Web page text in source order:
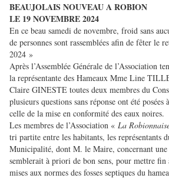
BEAUJOLAIS NOUVEAU A ROBION
LE 19 NOVEMBRE 2024
En ce beau samedi de novembre, froid sans
de personnes sont rassemblées afin de fêter le
2024 »
Après l’Assemblée Générale de l’Association
la représentante des Hameaux Mme Line
Claire GINESTE toutes deux membres du
plusieurs questions sans réponse ont été
celle de la mise en conformité des eaux noires.
Les membres de l’Association « La
tri partite entre les habitants, les représentants
Municipalité, dont M. le Maire, concernant
semblerait à priori de bon sens, pour mettre fin
mises aux normes des fosses septiques du